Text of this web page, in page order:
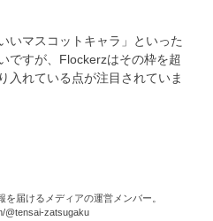
いマスコットキャラ」といった
ですが、Flockerzはその枠を超
入れている点が注目されていま
届けるメディアの運営メンバー。
@tensai-zatsugaku